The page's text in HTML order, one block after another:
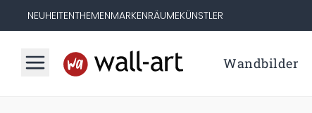
NEUHEITENTHEMENMARKENRÄUMEKÜNSTLER
Wandbilder